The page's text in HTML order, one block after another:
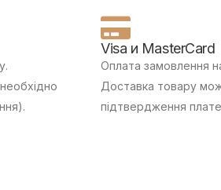
Visa и MasterCard
Оплата замовлення
Доставка товару
підтвердження